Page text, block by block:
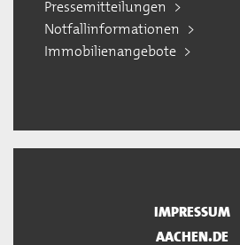
Pressemitteilungen
Notfallinformationen
Immobilienangebote
IMPRESSUM
AACHEN.DE